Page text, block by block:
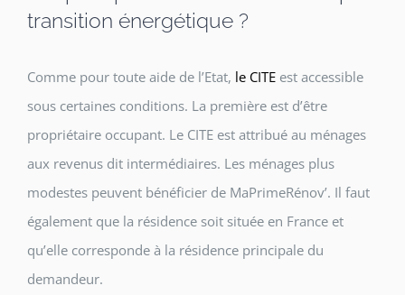
transition énergétique ?
Comme pour toute aide de l’Etat, le CITE est accessible
sous certaines conditions. La première est d’être
propriétaire occupant. Le CITE est attribué au ménages
aux revenus dit intermédiaires. Les ménages plus
modestes peuvent bénéficier de MaPrimeRénov’. Il faut
également que la résidence soit située en France et
qu’elle corresponde à la résidence principale du
demandeur.